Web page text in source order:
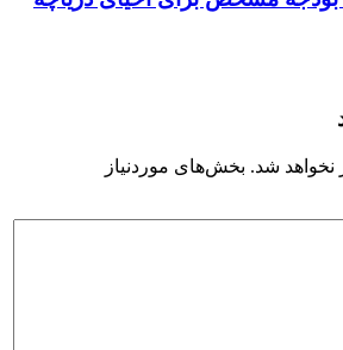
نخواهد شد. بخش‌های موردنیاز